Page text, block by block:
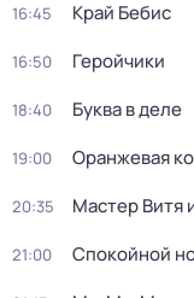
16:45 Край Бебис
16:50 Геройчики
18:40 Буква в деле
19:00 Оранжевая
20:35 Мастер Витя
21:00 Спокойной